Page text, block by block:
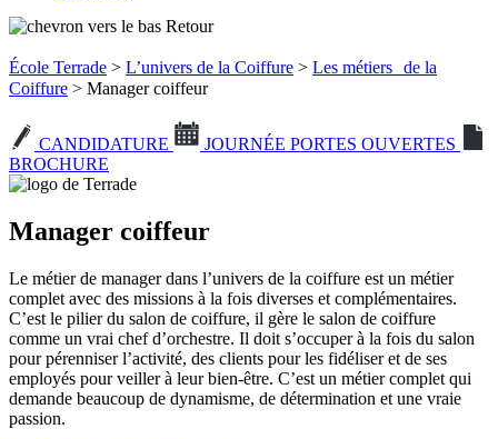
Retour
École Terrade > L’univers de la Coiffure > Les métiers de la
Coiffure > Manager coiffeur
CANDIDATURE
JOURNÉE PORTES OUVERTES
BROCHURE
Manager coiffeur
Le métier de manager dans l’univers de la coiffure est un métier
complet avec des missions à la fois diverses et complémentaires.
C’est le pilier du salon de coiffure, il gère le salon de coiffure
comme un vrai chef d’orchestre. Il doit s’occuper à la fois du salon
pour pérenniser l’activité, des clients pour les fidéliser et de ses
employés pour veiller à leur bien-être. C’est un métier complet qui
demande beaucoup de dynamisme, de détermination et une vraie
passion.